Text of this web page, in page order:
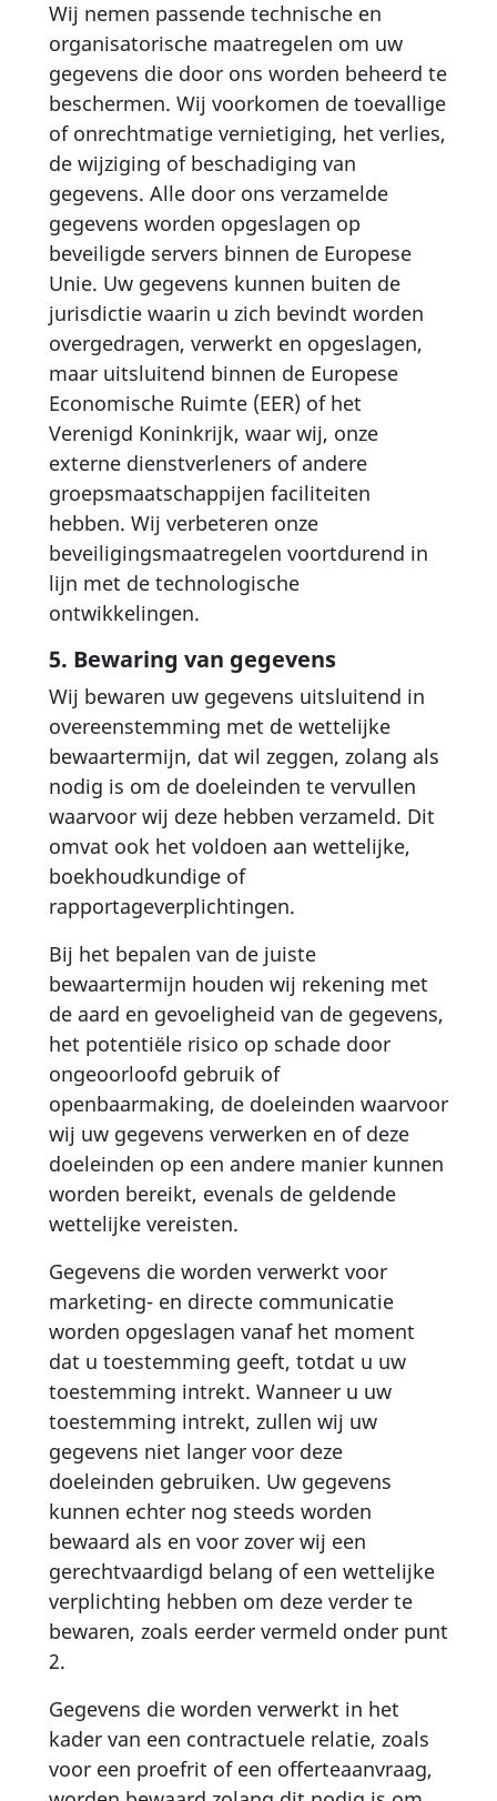
Wij nemen passende technische en
organisatorische maatregelen om uw
gegevens die door ons worden beheerd te
beschermen. Wij voorkomen de toevallige
of onrechtmatige vernietiging, het verlies,
de wijziging of beschadiging van
gegevens. Alle door ons verzamelde
gegevens worden opgeslagen op
beveiligde servers binnen de Europese
Unie. Uw gegevens kunnen buiten de
jurisdictie waarin u zich bevindt worden
overgedragen, verwerkt en opgeslagen,
maar uitsluitend binnen de Europese
Economische Ruimte (EER) of het
Verenigd Koninkrijk, waar wij, onze
externe dienstverleners of andere
groepsmaatschappijen faciliteiten
hebben. Wij verbeteren onze
beveiligingsmaatregelen voortdurend in
lijn met de technologische
ontwikkelingen.
5. Bewaring van gegevens
Wij bewaren uw gegevens uitsluitend in
overeenstemming met de wettelijke
bewaartermijn, dat wil zeggen, zolang als
nodig is om de doeleinden te vervullen
waarvoor wij deze hebben verzameld. Dit
omvat ook het voldoen aan wettelijke,
boekhoudkundige of
rapportageverplichtingen.
Bij het bepalen van de juiste
bewaartermijn houden wij rekening met
de aard en gevoeligheid van de gegevens,
het potentiële risico op schade door
ongeoorloofd gebruik of
openbaarmaking, de doeleinden waarvoor
wij uw gegevens verwerken en of deze
doeleinden op een andere manier kunnen
worden bereikt, evenals de geldende
wettelijke vereisten.
Gegevens die worden verwerkt voor
marketing- en directe communicatie
worden opgeslagen vanaf het moment
dat u toestemming geeft, totdat u uw
toestemming intrekt. Wanneer u uw
toestemming intrekt, zullen wij uw
gegevens niet langer voor deze
doeleinden gebruiken. Uw gegevens
kunnen echter nog steeds worden
bewaard als en voor zover wij een
gerechtvaardigd belang of een wettelijke
verplichting hebben om deze verder te
bewaren, zoals eerder vermeld onder punt
2.
Gegevens die worden verwerkt in het
kader van een contractuele relatie, zoals
voor een proefrit of een offerteaanvraag,